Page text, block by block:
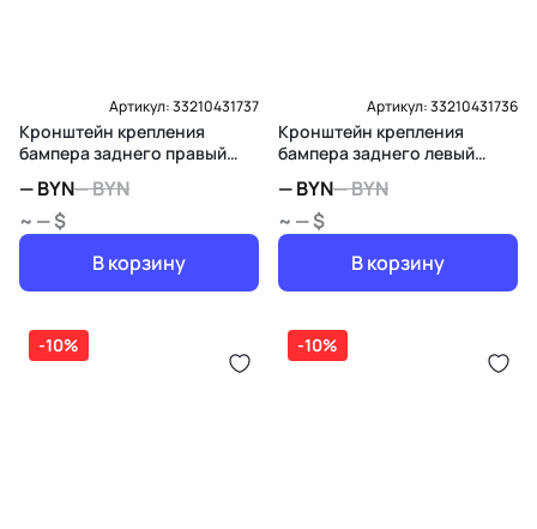
Артикул:33210431737
Кронштейн крепления
бампера заднего правый
W212/S212/C207/A207
—BYN—BYN
~ — $
В корзину
Артикул:33210431736
Кронштейн крепления
бампера заднего левый
W212/S212/C207/A207
—BYN—BYN
~ — $
В корзину
-10% -10%